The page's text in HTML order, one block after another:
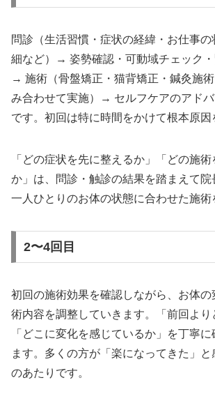
問診（生活習慣・症状の経緯・お仕事
細など）→ 姿勢確認・可動域チェック
→ 施術（骨盤矯正・猫背矯正・鍼灸施
み合わせて実施）→ セルフケアのアド
です。初回は特に時間をかけて根本原因
「どの症状を先に整えるか」「どの施
か」は、問診・触診の結果を踏まえて院
一人ひとりのお体の状態に合わせた施術
2〜4回目
初回の施術効果を確認しながら、お体
術内容を調整していきます。「前回より
「どこに変化を感じているか」を丁寧
ます。多くの方が「楽になってきた」と
のあたりです。